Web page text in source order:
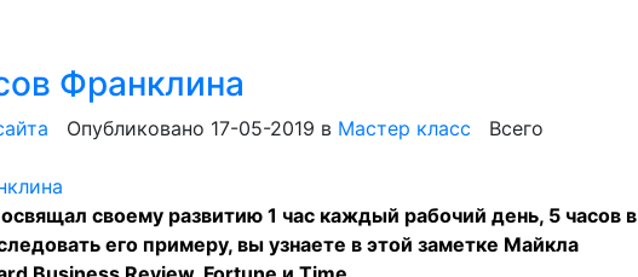
Франклина
Опубликовано 17-05-2019 в Мастер класс Всего
своему развитию 1 час каждый рабочий день, 5 часов в
его примеру, вы узнаете в этой заметке Майкла